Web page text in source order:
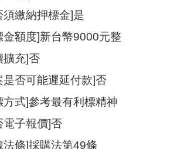
須繳納押標金]是
金額度]新台幣9000元整
擴充]否
是否可能遲延付款]否
方式]參考最有利標精神
電子報價]否
法條]採購法第49條